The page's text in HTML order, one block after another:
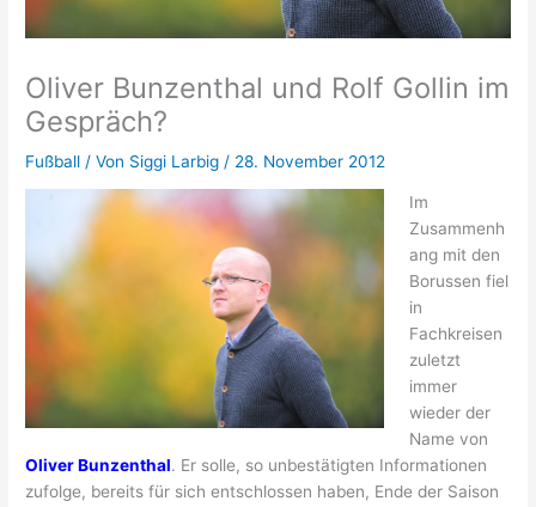
Oliver Bunzenthal und Rolf Gollin im
Gespräch?
Fußball / Von Siggi Larbig / 28. November 2012
Im
Zusammenh
ang mit den
Borussen fiel
in
Fachkreisen
zuletzt
immer
wieder der
Name von
Oliver Bunzenthal. Er solle, so unbestätigten Informationen
zufolge, bereits für sich entschlossen haben, Ende der Saison